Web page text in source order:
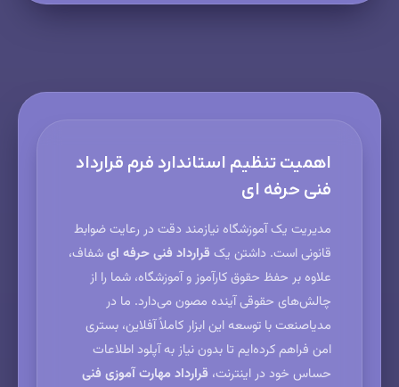
اهمیت تنظیم استاندارد فرم قرارداد
فنی حرفه ای
مدیریت یک آموزشگاه نیازمند دقت در رعایت ضوابط
قانونی است. داشتن یک قرارداد فنی حرفه ایشفاف،
علاوه بر حفظ حقوق کارآموز و آموزشگاه، شما را از
چالش‌های حقوقی آینده مصون می‌دارد. ما در
مدیاصنعت با توسعه این ابزار کاملاً آفلاین، بستری
امن فراهم کرده‌ایم تا بدون نیاز به آپلود اطلاعات
حساس خود در اینترنت، قرارداد مهارت آموزی فنی